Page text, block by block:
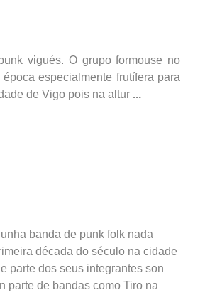
vigués. O grupo formouse no
especialmente frutífera para
de Vigo pois na altur ...
banda de punk folk nada
década do século na cidade
parte dos seus integrantes son
parte de bandas como Tiro na